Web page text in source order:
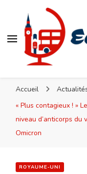
Accueil
« Plus contagieux ! »
niveau d’anticorps
Omicron
ROYAUME-UNI